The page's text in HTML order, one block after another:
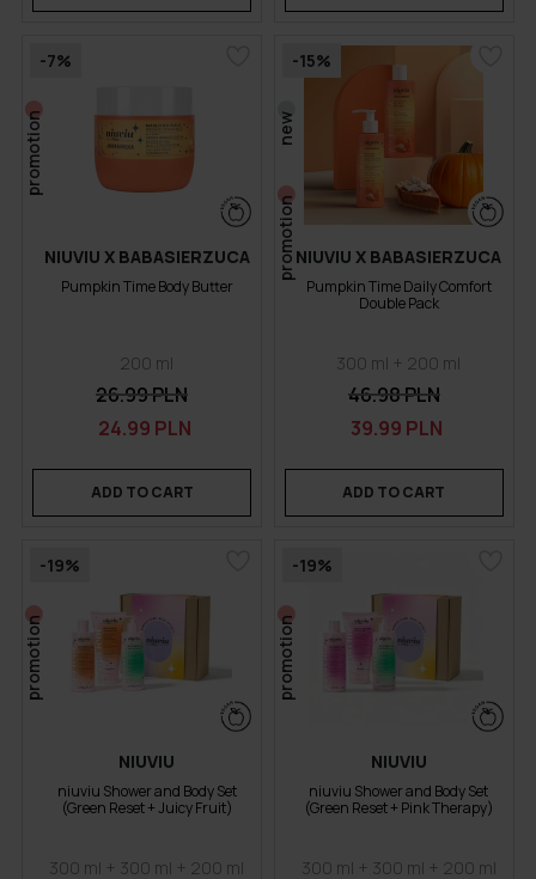
-7%
promotion
NIUVIU X BABASIERZUCA
Pumpkin Time Body Butter
200 ml
26.99 PLN
24.99 PLN
ADD TO CART
-15%
promotion
new
NIUVIU X BABASIERZUCA
Pumpkin Time Daily Comfort
Double Pack
300 ml + 200 ml
46.98 PLN
39.99 PLN
ADD TO CART
-19%
promotion
NIUVIU
niuviu Shower and Body Set
(Green Reset + Juicy Fruit)
300 ml + 300 ml + 200 ml
-19%
promotion
NIUVIU
niuviu Shower and Body Set
(Green Reset + Pink Therapy)
300 ml + 300 ml + 200 ml